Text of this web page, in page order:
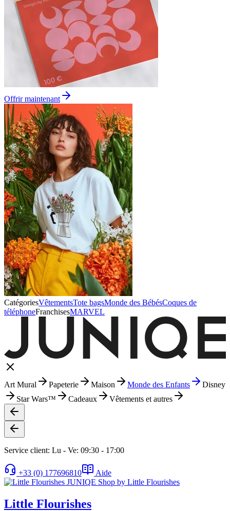
Offrir maintenant
CatégoriesVêtementsTote bagsMonde des BébésCoques de
téléphoneFranchisesMARVEL
Art Mural Papeterie Maison Monde des Enfants
Disney
Star Wars™
Cadeaux Vêtements et autres
Service client: Lu - Ve: 09:30 - 17:00
+33 (0) 177696810 Aide
Little Flourishes